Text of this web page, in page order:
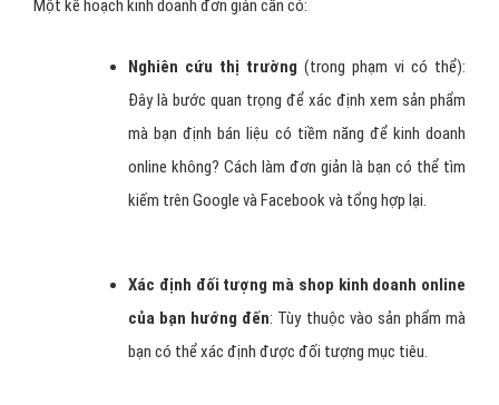
Một kế hoạch kinh doanh đơn giản cần có:
Nghiên cứu thị trường (trong phạm vi có thể):
Đây là bước quan trọng để xác định xem sản phẩm
mà bạn định bán liệu có tiềm năng để kinh doanh
online không? Cách làm đơn giản là bạn có thể tìm
kiếm trên Google và Facebook và tổng hợp lại.
Xác định đối tượng mà shop kinh doanh online
của bạn hướng đến: Tùy thuộc vào sản phẩm mà
bạn có thể xác định được đối tượng mục tiêu.